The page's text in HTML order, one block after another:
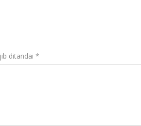
ditandai *